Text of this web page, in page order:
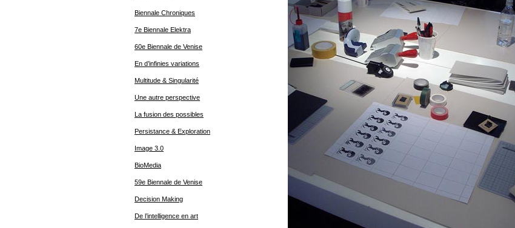
Biennale Chroniques
7e Biennale Elektra
60e Biennale de Venise
En d’infinies variations
Multitude & Singularité
Une autre perspective
La fusion des possibles
Persistance & Exploration
Image 3.0
BioMedia
59e Biennale de Venise
Decision Making
De l’intelligence en art